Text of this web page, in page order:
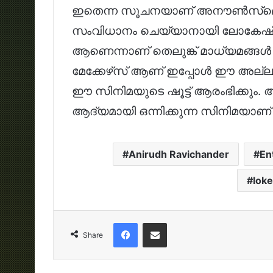
ഇതെന്ന സൂചനയാണ്
സംവിധാനം ചെയ്യാനായി
ആണെന്നാണ് തെലുങ്ക് മാധ്യമങ്ങൾ
മേക്കേഴ്‌സ് ആണ് ഇപ്പോൾ ഈ അല്ലു
ഈ സിനിമയുടെ ഷൂട്ട്
ആദ്യമായി ഒന്നിക്കുന്ന
Anirudh Ravichander
Share
FacebookShare via Email